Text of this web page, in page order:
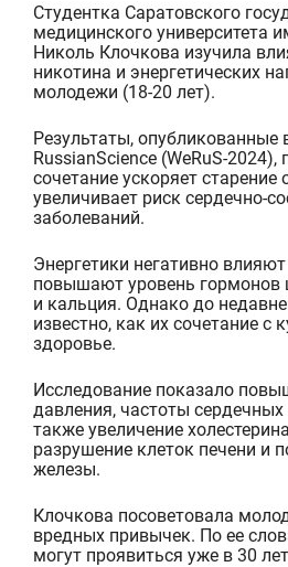
Студентка Саратовского государственного
медицинского университета
Николь Клочкова изучила
никотина и энергетических
молодежи (18-20 лет).
Результаты, опубликованные
RussianScience (WeRuS-2024),
сочетание ускоряет старение
увеличивает риск сердечно-
заболеваний.
Энергетики негативно
повышают уровень гормонов
и кальция. Однако до
известно, как их сочетание с
здоровье.
Исследование показало
давления, частоты
также увеличение
разрушение клеток печени и
железы.
Клочкова посоветовала
вредных привычек. По ее
могут проявиться уже в 30